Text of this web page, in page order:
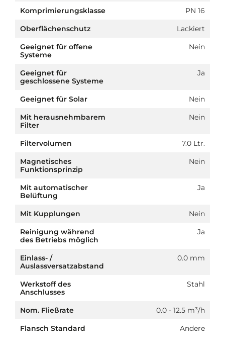
Komprimierungsklasse
PN 16
Oberflächenschutz
Lackiert
Geeignet für offene
Systeme
Nein
Geeignet für
geschlossene Systeme
Ja
Geeignet für Solar
Nein
Mit herausnehmbarem
Filter
Nein
Filtervolumen
7.0 Ltr.
Magnetisches
Funktionsprinzip
Nein
Mit automatischer
Belüftung
Ja
Mit Kupplungen
Nein
Reinigung während
des Betriebs möglich
Ja
Einlass- /
Auslassversatzabstand
0.0 mm
Werkstoff des
Anschlusses
Stahl
Nom. Fließrate
0.0 - 12.5 m³/h
Flansch Standard
Andere